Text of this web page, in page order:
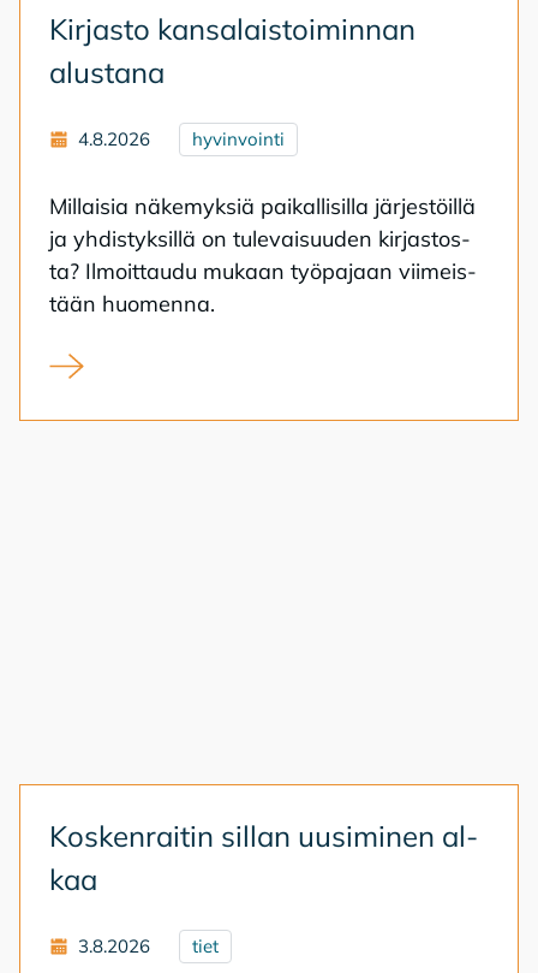
Kir­jas­to kan­sa­lais­toi­min­nan
alus­ta­na
4.8.2026 hyvinvointi
Mil­lai­sia nä­ke­myk­siä pai­kal­li­sil­la jär­jes­töil­lä
ja yh­dis­tyk­sil­lä on tu­le­vai­suu­den kir­jas­tos­
ta? Il­moit­tau­du mu­kaan työ­pa­jaan vii­meis­
tään huo­men­na.
Kirjasto kansalaistoiminnan alustana
Kos­ken­rai­tin sil­lan uusi­mi­nen al­
kaa
3.8.2026 tiet